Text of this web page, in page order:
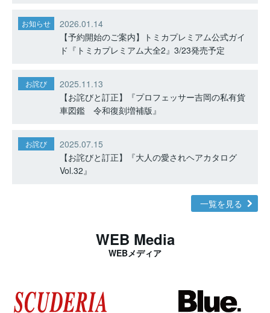
お知らせ
2026.01.14
【予約開始のご案内】トミカプレミアム公式ガイ
ド『トミカプレミアム大全2』3/23発売予定
お詫び
2025.11.13
【お詫びと訂正】『プロフェッサー吉岡の私有貨
車図鑑 令和復刻増補版』
お詫び
2025.07.15
【お詫びと訂正】『大人の愛されヘアカタログ
Vol.32』
一覧を見る
WEB Media
WEBメディア